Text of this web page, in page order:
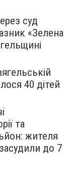
суд
«Зелена
40 дітей
та
жителя
до 7